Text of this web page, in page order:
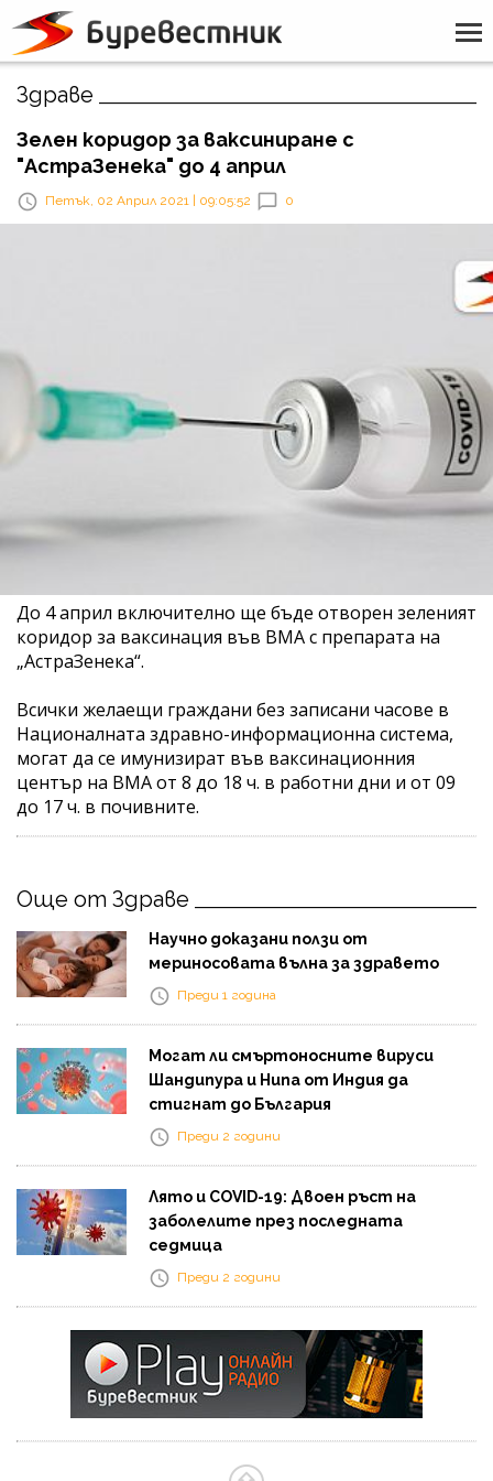
Здраве
Зелен коридор за ваксиниране с
"АстраЗенека" до 4 април
Петък, 02 Април 2021 | 09:05:52 0
До 4 април включително ще бъде отворен зеленият
коридор за ваксинация във ВМА с препарата на
„АстраЗенека“.
Всички желаещи граждани без записани часове в
Националната здравно-информационна система,
могат да се имунизират във ваксинационния
център на ВМА от 8 до 18 ч. в работни дни и от 09
до 17 ч. в почивните.
Още от Здраве
Научно доказани ползи от
мериносовата вълна за здравето
Преди 1 година
Могат ли смъртоносните вируси
Шандипура и Нипа от Индия да
стигнат до България
Преди 2 години
Лято и COVID-19: Двоен ръст на
заболелите през последната
седмица
Преди 2 години